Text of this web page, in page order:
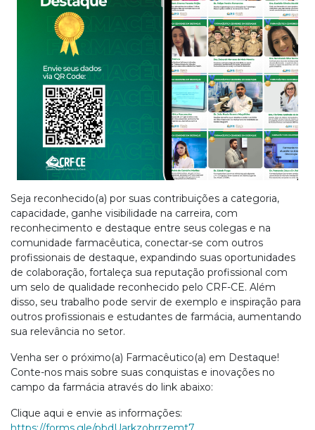
Seja reconhecido(a) por suas contribuições a categoria,
capacidade, ganhe visibilidade na carreira, com
reconhecimento e destaque entre seus colegas e na
comunidade farmacêutica, conectar-se com outros
profissionais de destaque, expandindo suas oportunidades
de colaboração, fortaleça sua reputação profissional com
um selo de qualidade reconhecido pelo CRF-CE. Além
disso, seu trabalho pode servir de exemplo e inspiração para
outros profissionais e estudantes de farmácia, aumentando
sua relevância no setor.
Venha ser o próximo(a) Farmacêutico(a) em Destaque!
Conte-nos mais sobre suas conquistas e inovações no
campo da farmácia através do link abaixo:
Clique aqui e envie as informações: